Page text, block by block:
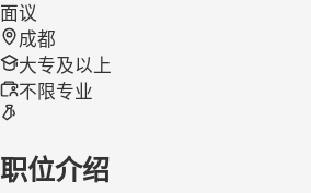
面议
成都
大专及以上
不限专业
职位介绍